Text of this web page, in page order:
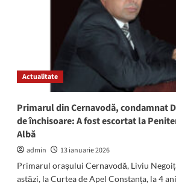
Judecătorii
mâine,
acasă
ARESTAT
Actualitate
Primarul din Cernavodă, condamnat
de închisoare: A fost escortat la
Albă
admin
13 ianuarie 2026
Primarul orașului Cernavodă, Liviu
astăzi, la Curtea de Apel Constanța, la 4